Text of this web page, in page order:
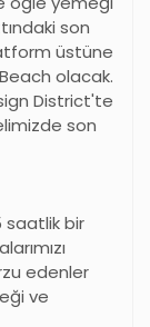
son
üstüne
olacak.
District'te
son
saatlik bir
edenler
ve